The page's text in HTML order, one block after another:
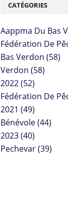
CATÉGORIES
Aappma Du Bas
Fédération De
Bas Verdon (58)
Verdon (58)
2022(52)
Fédération De
2021 (49)
Bénévole(44)
2023(40)
Pechevar(39)